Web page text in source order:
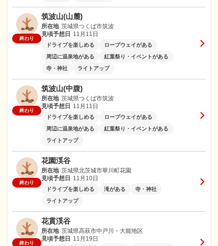
終わり
筑波山(山麓)
所在地 茨城県つくば市筑波
見頃予想日
11月11日
ドライブを楽しめる
ロープウェイがある
周辺に温泉地がある
紅葉祭り・イベントがある
寺・神社
ライトアップ
終わり
筑波山(中腹)
所在地 茨城県つくば市筑波
見頃予想日
11月11日
ドライブを楽しめる
ロープウェイがある
周辺に温泉地がある
紅葉祭り・イベントがある
ライトアップ
終わり
花園渓谷
所在地 茨城県北茨城市華川町花園
見頃予想日
11月10日
ドライブを楽しめる 滝がある
寺・神社
ライトアップ
終わり
花貫渓谷
所在地 茨城県高萩市中戸川・大能地区
見頃予想日
11月19日